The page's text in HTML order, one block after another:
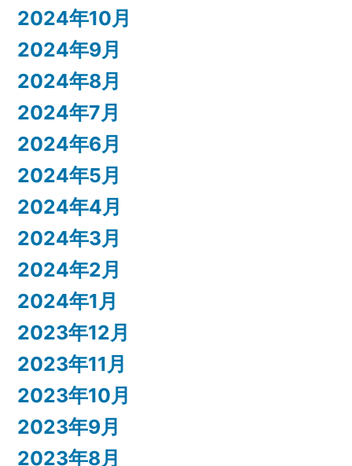
2024年10月
2024年9月
2024年8月
2024年7月
2024年6月
2024年5月
2024年4月
2024年3月
2024年2月
2024年1月
2023年12月
2023年11月
2023年10月
2023年9月
2023年8月